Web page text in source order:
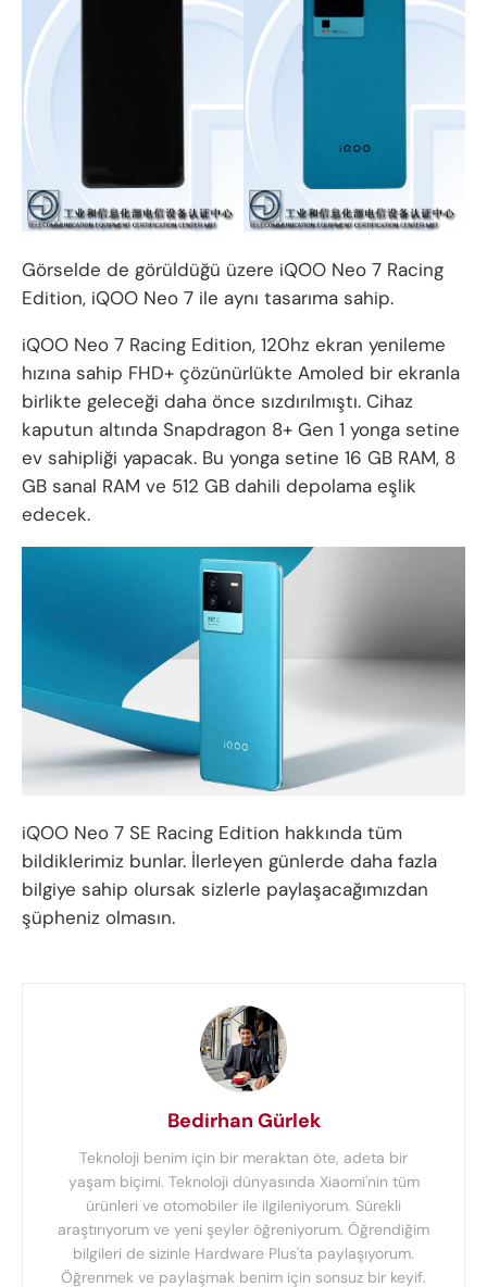
Görselde de görüldüğü üzere iQOO Neo 7 Racing
Edition, iQOO Neo 7 ile aynı tasarıma sahip.
iQOO Neo 7 Racing Edition, 120hz ekran yenileme
hızına sahip FHD+ çözünürlükte Amoled bir ekranla
birlikte geleceği daha önce sızdırılmıştı. Cihaz
kaputun altında Snapdragon 8+ Gen 1 yonga setine
ev sahipliği yapacak. Bu yonga setine 16 GB RAM, 8
GB sanal RAM ve 512 GB dahili depolama eşlik
edecek.
iQOO Neo 7 SE Racing Edition hakkında tüm
bildiklerimiz bunlar. İlerleyen günlerde daha fazla
bilgiye sahip olursak sizlerle paylaşacağımızdan
şüpheniz olmasın.
Bedirhan Gürlek
Teknoloji benim için bir meraktan öte, adeta bir
yaşam biçimi. Teknoloji dünyasında Xiaomi'nin tüm
ürünleri ve otomobiler ile ilgileniyorum. Sürekli
araştırıyorum ve yeni şeyler öğreniyorum. Öğrendiğim
bilgileri de sizinle Hardware Plus'ta paylaşıyorum.
Öğrenmek ve paylaşmak benim için sonsuz bir keyif.